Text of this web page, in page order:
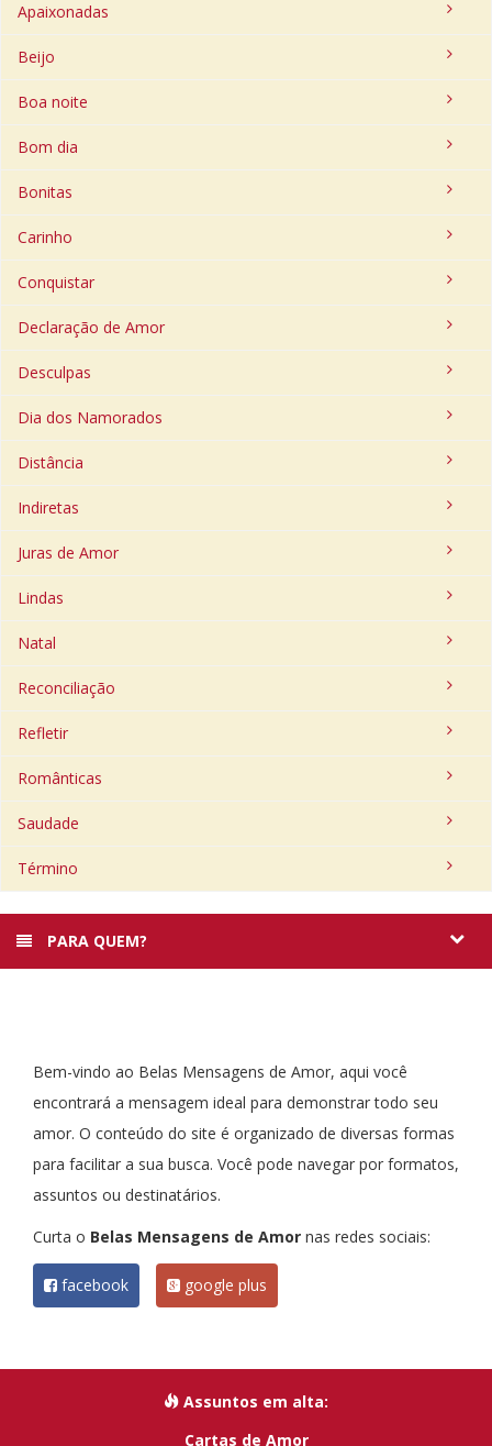
Apaixonadas
Beijo
Boa noite
Bom dia
Bonitas
Carinho
Conquistar
Declaração de Amor
Desculpas
Dia dos Namorados
Distância
Indiretas
Juras de Amor
Lindas
Natal
Reconciliação
Refletir
Românticas
Saudade
Término
PARA QUEM?
Bem-vindo ao Belas Mensagens de Amor, aqui você
encontrará a mensagem ideal para demonstrar todo seu
amor. O conteúdo do site é organizado de diversas formas
para facilitar a sua busca. Você pode navegar por formatos,
assuntos ou destinatários.
Curta o Belas Mensagens de Amor nas redes sociais:
facebook google plus
Assuntos em alta:
Cartas de Amor